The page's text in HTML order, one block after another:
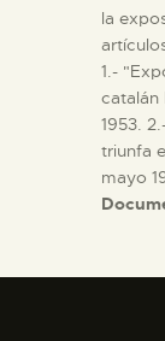
la
1.-
catalán
1953.
triunfa
mayo